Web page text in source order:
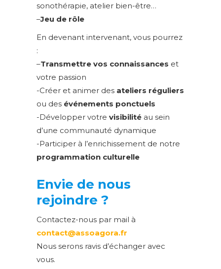
sonothérapie, atelier bien-être…
–Jeu de rôle
En devenant intervenant, vous pourrez
:
–Transmettre vos connaissances et
votre passion
-Créer et animer des ateliers réguliers
ou des événements ponctuels
-Développer votre visibilité au sein
d’une communauté dynamique
-Participer à l’enrichissement de notre
programmation culturelle
Envie de nous
rejoindre ?
Contactez-nous par mail à
contact@assoagora.fr
Nous serons ravis d’échanger avec
vous.